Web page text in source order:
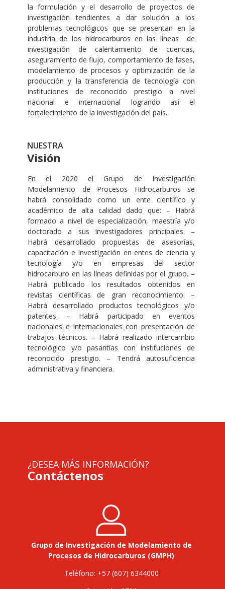
la formulación y el desarrollo de proyectos de
investigación tendientes a dar solución a los
problemas tecnológicos que se presentan en la
industria de los hidrocarburos en las líneas de
investigación de calentamiento de cuencas,
aseguramiento de flujo, comportamiento de fases,
modelamiento de procesos y optimización de la
producción y la transferencia de tecnología con
instituciones de reconocido prestigio a nivel
nacional e internacional logrando así el
fortalecimiento de la investigación del país.
NUESTRA
Visión
En el 2020 el Grupo de Investigación
Modelamiento de Procesos Hidrocarburos se
habrá consolidado como un ente científico y
académico de alta calidad dado que: – Habrá
formado a nivel de especialización, maestría y/o
doctorado a sus investigadores principales. –
Habrá desarrollado propuestas de asesorías,
capacitación e investigación en entes de ciencia y
tecnología y/o en empresas del sector
hidrocarburo en las líneas definidas por el grupo. –
Habrá publicado los resultados obtenidos en
revistas científicas de gran reconocimiento. –
Habrá desarrollado productos tecnológicos y/o
patentes. – Habrá participado en eventos
nacionales e internacionales con presentación de
trabajos técnicos. – Habrá realizado intercambio
tecnológico y/o pasantías con instituciones de
reconocido prestigio. – Tendrá autosuficiencia
administrativa y financiera.
¿DESEA MÁS INFORMACIÓN?
Contáctenos
Grupo de Investigación de Modelamiento de
Procesos de Hidrocarburos (GMPH)
Teléfono: +57 (607) 6344000